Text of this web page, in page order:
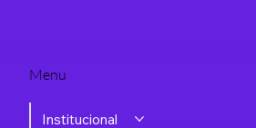
Menu
Institucional